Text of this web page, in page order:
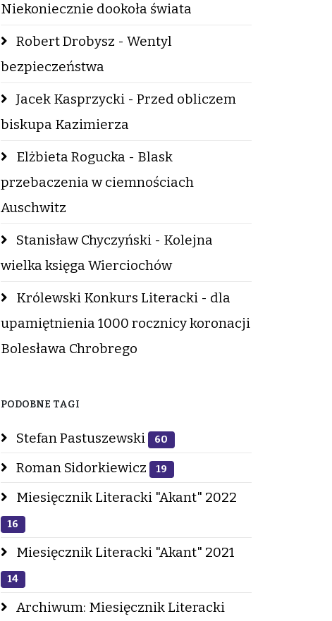
Niekoniecznie dookoła świata
Robert Drobysz - Wentyl
bezpieczeństwa
Jacek Kasprzycki - Przed obliczem
biskupa Kazimierza
Elżbieta Rogucka - Blask
przebaczenia w ciemnościach
Auschwitz
Stanisław Chyczyński - Kolejna
wielka księga Wierciochów
Królewski Konkurs Literacki - dla
upamiętnienia 1000 rocznicy koronacji
Bolesława Chrobrego
PODOBNE TAGI
Stefan Pastuszewski 60
Roman Sidorkiewicz 19
Miesięcznik Literacki "Akant" 2022
16
Miesięcznik Literacki "Akant" 2021
14
Archiwum: Miesięcznik Literacki